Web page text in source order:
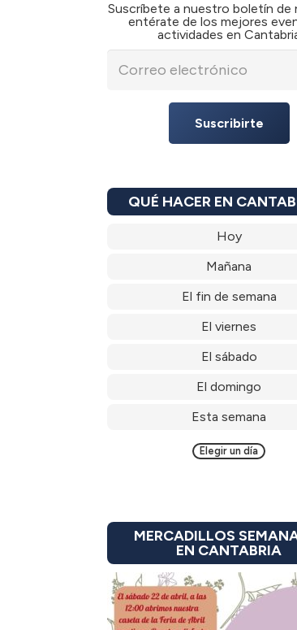
Suscríbete a nuestro boletín de
entérate de los mejores
actividades en
Suscribirte
QUÉ HACER EN
Hoy
Mañana
El fin de semana
El viernes
El sábado
El domingo
Esta semana
Elegir un día
MERCADILLOS
EN CANTABRIA